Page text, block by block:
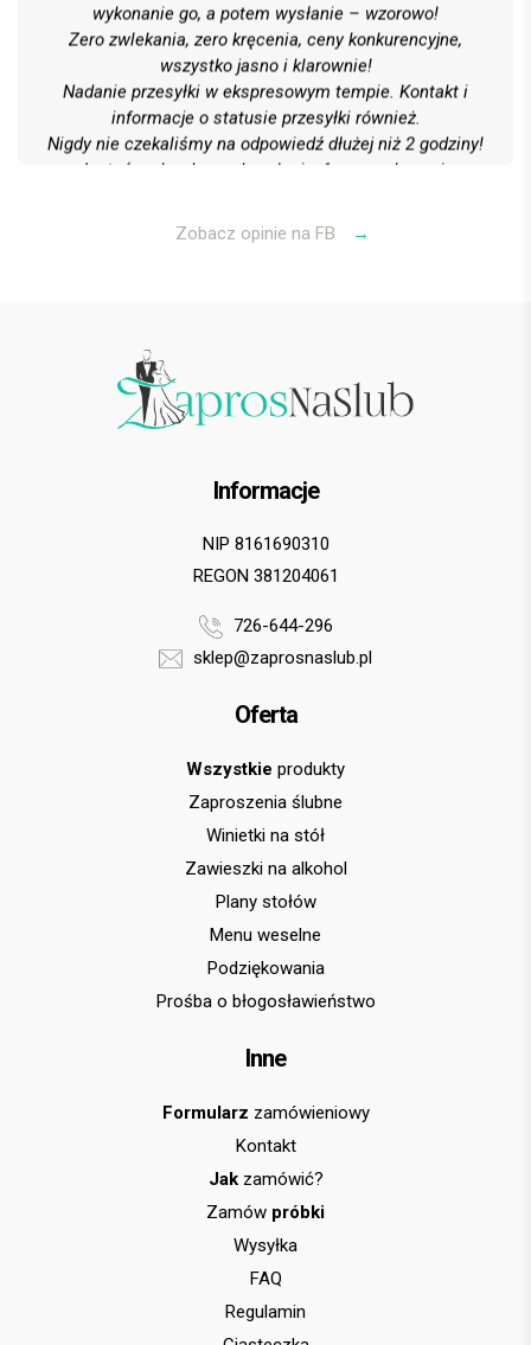
wykonanie go, a potem wysłanie – wzorowo!
Zero zwlekania, zero kręcenia, ceny konkurencyjne,
wszystko jasno i klarownie!
Nadanie przesyłki w ekspresowym tempie. Kontakt i
informacje o statusie przesyłki również.
Nigdy nie czekaliśmy na odpowiedź dłużej niż 2 godziny!
Jesteśmy bardzo zadowoleni z formy wykonania
Polecamy gorąco! 6 gwiazdek na 5 możliwych
Zobacz opinie na FB →
Informacje
NIP 8161690310
REGON 381204061
726-644-296
sklep@zaprosnaslub.pl
Oferta
Wszystkie produkty
Zaproszenia ślubne
Winietki na stół
Zawieszki na alkohol
Plany stołów
Menu weselne
Podziękowania
Prośba o błogosławieństwo
Inne
Formularz zamówieniowy
Kontakt
Jakzamówić?
Zamów próbki
Wysyłka
FAQ
Regulamin